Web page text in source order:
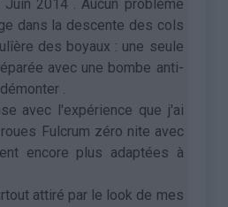
2014 . Aucun problème
dans la descente des cols
des boyaux : une seule
avec une bombe anti-
.
avec l'expérience que j'ai
Fulcrum zéro nite avec
encore plus adaptées à
attiré par le look de mes